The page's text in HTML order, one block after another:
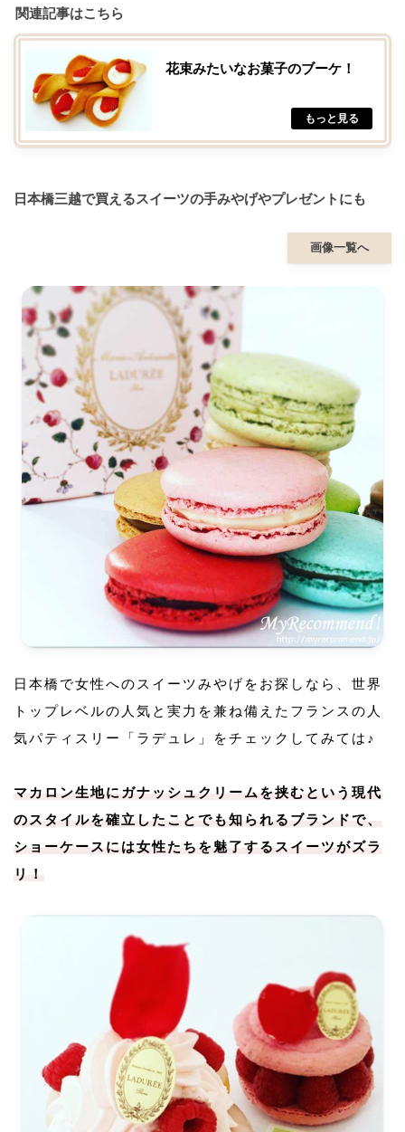
関連記事はこちら
花束みたいなお菓子のブーケ！
日本橋三越で買えるスイーツの手みやげやプレゼントにも
画像一覧へ
日本橋で女性へのスイーツみやげをお探しなら、世界
トップレベルの人気と実力を兼ね備えたフランスの人
気パティスリー「ラデュレ」をチェックしてみては♪
マカロン生地にガナッシュクリームを挟むという現代
のスタイルを確立したことでも知られるブランドで、
ショーケースには女性たちを魅了するスイーツがズラ
リ！